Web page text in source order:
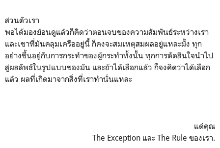
ส่วนตัวเรา
พอได้มองย้อนดูแล้วก็คิดว่าตอนจบของความสัมพันธ์ระหว่างเรา
และเขาที่มันคลุมเครืออยู่นี้ ก็คงจะสมเหตุสมผลอยู่แหละมั้ง ทุก
อย่างขึ้นอยู่กับการกระทำของผู้กระทำทั้งนั้น ทุกการตัดสินใจนำไป
สู่ผลลัพธ์ในรูปแบบของมัน และถ้าได้เลือกแล้ว ก็จงคิดว่าได้เลือก
แล้ว ผลที่เกิดมาจากสิ่งที่เราทำนั่นแหละ
แด่คุณ
The Exception และ The Rule ของเรา.